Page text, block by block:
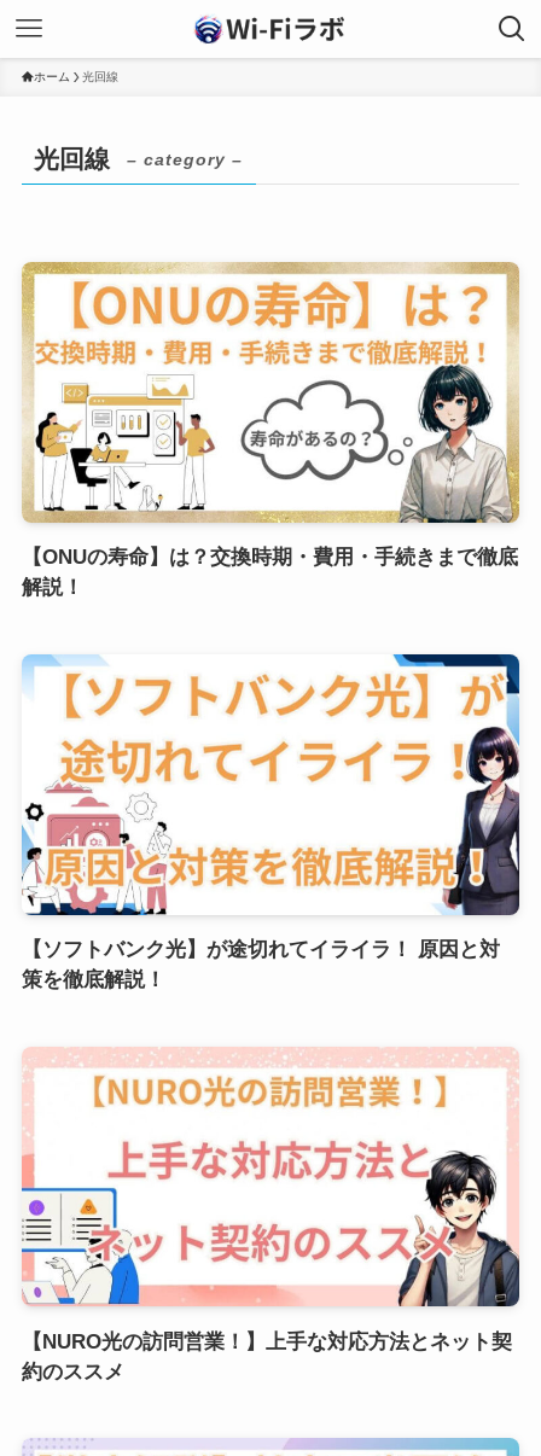
ホーム 光回線
光回線 – category –
【ONUの寿命】は？交換時期・費用・手続きまで徹底
解説！
【ソフトバンク光】が途切れてイライラ！ 原因と対
策を徹底解説！
【NURO光の訪問営業！】上手な対応方法とネット契
約のススメ